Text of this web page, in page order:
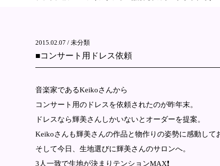
2015.02.07 / 未分類
■コンサート用ドレス依頼
音楽家であるKeikoさんから
コンサート用のドレスを依頼されたのが昨年末。
ドレスなら輝美さんしかいないとオーダーを提案。
Keikoさんも輝美さんの作品と物作りの姿勢に感動して
そして今日、生地選びに輝美さんのサロンへ。
3人一致で生地が決まりテンションMAX❗️